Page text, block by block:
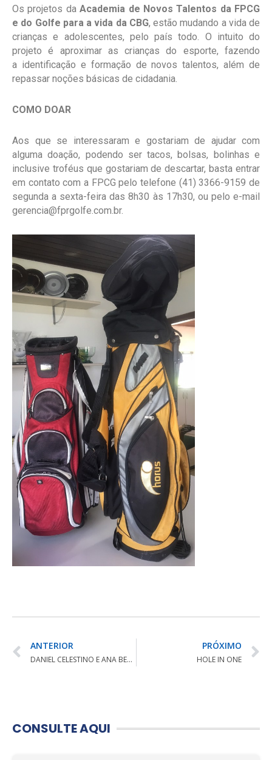
Os projetos daAcademia de Novos Talentos da FPCG
e do Golfe para a vida da CBG, estão mudando a vida de
crianças e adolescentes, pelo país todo. O intuito do
projeto é aproximar as crianças do esporte, fazendo
a identificação e formação de novos talentos, além de
repassar noções básicas de cidadania.
COMO DOAR
Aos que se interessaram e gostariam de ajudar com
alguma doação, podendo ser tacos, bolsas, bolinhas e
inclusive troféus que gostariam de descartar, basta entrar
em contato com a FPCG pelo telefone (41) 3366-9159 de
segunda a sexta-feira das 8h30 às 17h30, ou pelo e-mail
gerencia@fprgolfe.com.br.
ANTERIOR
DANIEL CELESTINO E ANA BEATRIZ FICAM EM 5° NA GRANDE FINAL DO FALDO SERIES NO EMIRADOS ARÁBES
PRÓXIMO
HOLE IN ONE
CONSULTE AQUI